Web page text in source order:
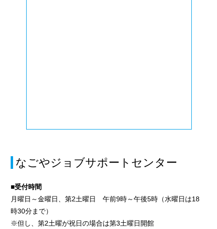
なごやジョブサポートセンター
■受付時間
月曜日～金曜日、第2土曜日 午前9時～午後5時（水曜日は18
時30分まで）
※但し、第2土曜が祝日の場合は第3土曜日開館